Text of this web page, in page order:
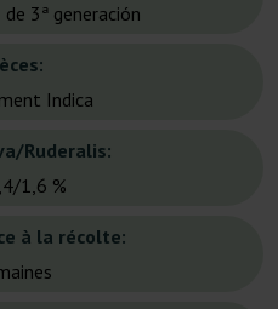
3ª generación
Indica
Ruderalis:
1,6 %
à la récolte: